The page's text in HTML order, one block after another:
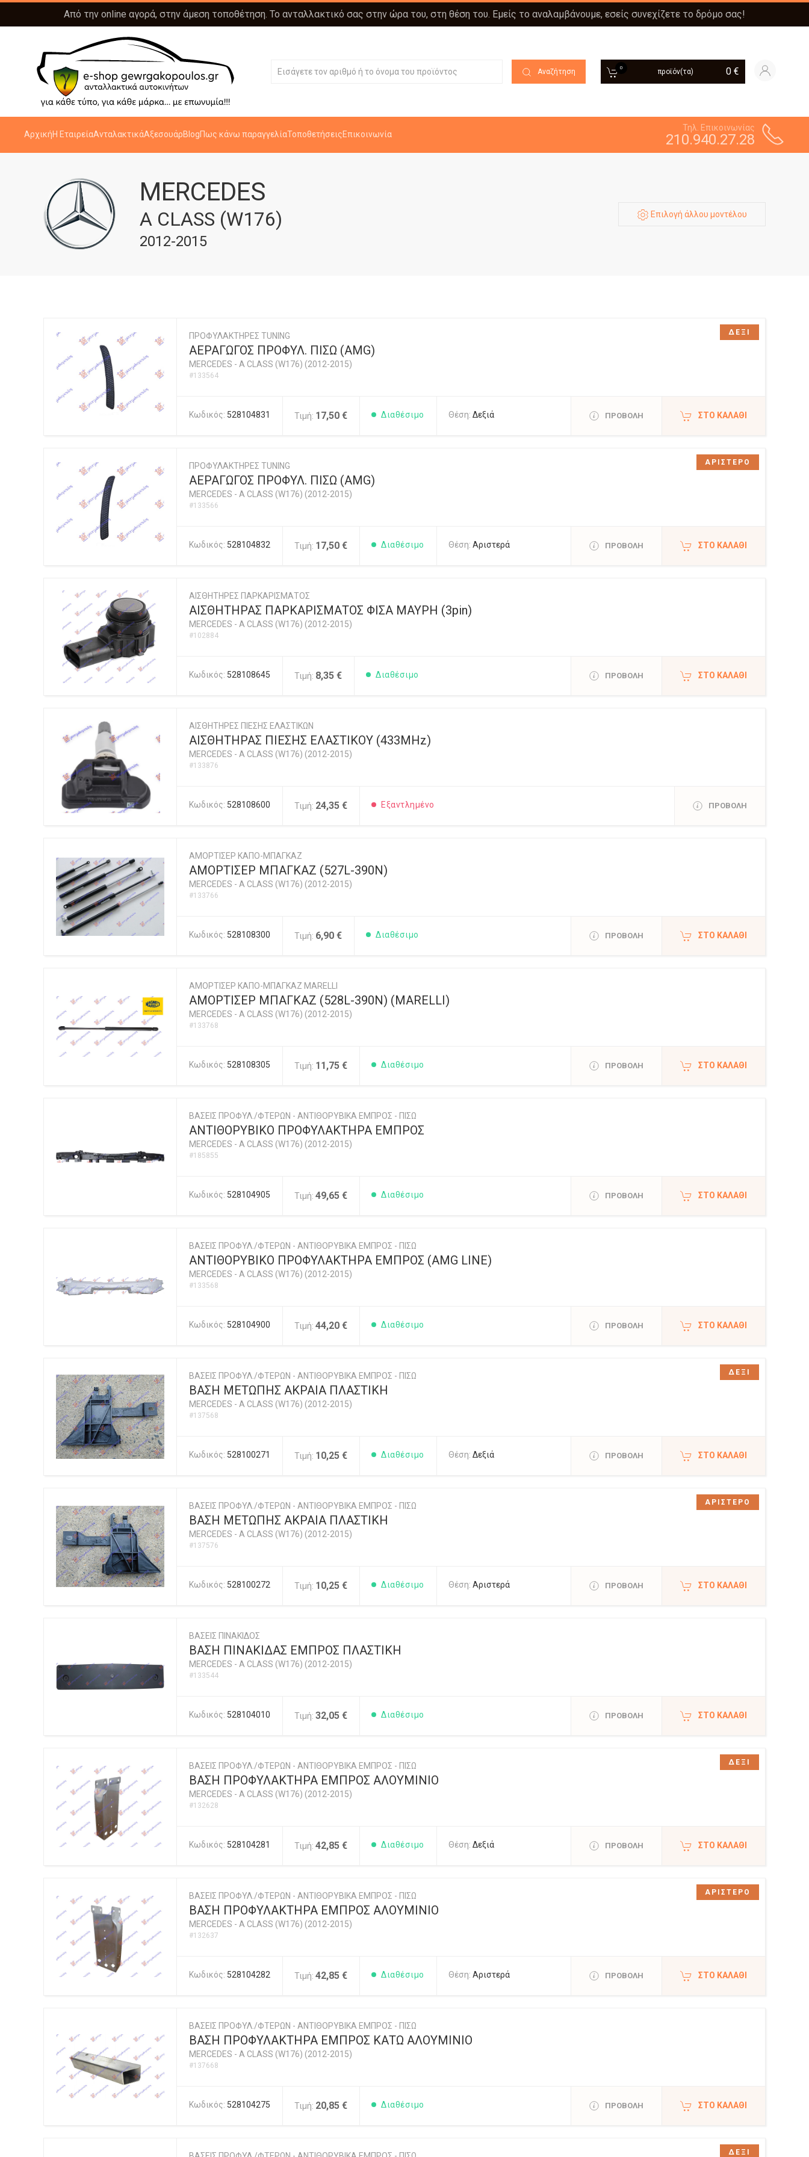
Από την online αγορά, στην άμεση τοποθέτηση. Το ανταλλακτικό σας στην ώρα του, στη θέση του. Εμείς το αναλαμβάνουμε, εσείς συνεχίζετε το δρόμο σας!
Αναζήτηση 0 προϊόν(τα) 0 €
ΑρχικήΗ ΕταιρείαΑνταλακτικάΑξεσουάρBlogΠως κάνω παραγγελίαΤοποθετήσειςΕπικοινωνία
Τηλ. Επικοινωνίας
210.940.27.28
MERCEDES
A CLASS (W176)
2012-2015
Επιλογή άλλου μοντέλου
ΠΡΟΦΥΛΑΚΤΗΡΕΣ TUNING
ΑΕΡΑΓΩΓΟΣ ΠΡΟΦΥΛ. ΠΙΣΩ (AMG)
MERCEDES - A CLASS (W176) (2012-2015)
#133564
Κωδικός: 528104831 Τιμή: 17,50 € Διαθέσιμο Θέση: Δεξιά ΠΡΟΒΟΛΗ ΣΤΟ ΚΑΛΆΘΙ
ΔΕΞΙ
ΠΡΟΦΥΛΑΚΤΗΡΕΣ TUNING
ΑΕΡΑΓΩΓΟΣ ΠΡΟΦΥΛ. ΠΙΣΩ (AMG)
MERCEDES - A CLASS (W176) (2012-2015)
#133566
Κωδικός: 528104832 Τιμή: 17,50 € Διαθέσιμο Θέση: Αριστερά ΠΡΟΒΟΛΗ ΣΤΟ ΚΑΛΆΘΙ
ΑΡΙΣΤΕΡΟ
ΑΙΣΘΗΤΗΡΕΣ ΠΑΡΚΑΡΙΣΜΑΤΟΣ
ΑΙΣΘΗΤΗΡΑΣ ΠΑΡΚΑΡΙΣΜΑΤΟΣ ΦΙΣΑ ΜΑΥΡΗ (3pin)
MERCEDES - A CLASS (W176) (2012-2015)
#102884
Κωδικός: 528108645 Τιμή: 8,35 € Διαθέσιμο ΠΡΟΒΟΛΗ ΣΤΟ ΚΑΛΆΘΙ
ΑΙΣΘΗΤΗΡΕΣ ΠΙΕΣΗΣ ΕΛΑΣΤΙΚΩΝ
ΑΙΣΘΗΤΗΡΑΣ ΠΙΕΣΗΣ ΕΛΑΣΤΙΚΟΥ (433MHz)
MERCEDES - A CLASS (W176) (2012-2015)
#133876
Κωδικός: 528108600 Τιμή: 24,35 € Εξαντλημένο ΠΡΟΒΟΛΗ
ΑΜΟΡΤΙΣΕΡ ΚΑΠΟ-ΜΠΑΓΚΑΖ
ΑΜΟΡΤΙΣΕΡ ΜΠΑΓΚΑΖ (527L-390N)
MERCEDES - A CLASS (W176) (2012-2015)
#133766
Κωδικός: 528108300 Τιμή: 6,90 € Διαθέσιμο ΠΡΟΒΟΛΗ ΣΤΟ ΚΑΛΆΘΙ
ΑΜΟΡΤΙΣΕΡ ΚΑΠΟ-ΜΠΑΓΚΑΖ MARELLI
ΑΜΟΡΤΙΣΕΡ ΜΠΑΓΚΑΖ (528L-390N) (MARELLI)
MERCEDES - A CLASS (W176) (2012-2015)
#133768
Κωδικός: 528108305 Τιμή: 11,75 € Διαθέσιμο ΠΡΟΒΟΛΗ ΣΤΟ ΚΑΛΆΘΙ
ΒΑΣΕΙΣ ΠΡΟΦΥΛ./ΦΤΕΡΩΝ - ΑΝΤΙΘΟΡΥΒΙΚΑ ΕΜΠΡΟΣ - ΠΙΣΩ
ΑΝΤΙΘΟΡΥΒΙΚΟ ΠΡΟΦΥΛΑΚΤΗΡΑ ΕΜΠΡΟΣ
MERCEDES - A CLASS (W176) (2012-2015)
#185855
Κωδικός: 528104905 Τιμή: 49,65 € Διαθέσιμο ΠΡΟΒΟΛΗ ΣΤΟ ΚΑΛΆΘΙ
ΒΑΣΕΙΣ ΠΡΟΦΥΛ./ΦΤΕΡΩΝ - ΑΝΤΙΘΟΡΥΒΙΚΑ ΕΜΠΡΟΣ - ΠΙΣΩ
ΑΝΤΙΘΟΡΥΒΙΚΟ ΠΡΟΦΥΛΑΚΤΗΡΑ ΕΜΠΡΟΣ (AMG LINE)
MERCEDES - A CLASS (W176) (2012-2015)
#133568
Κωδικός: 528104900 Τιμή: 44,20 € Διαθέσιμο ΠΡΟΒΟΛΗ ΣΤΟ ΚΑΛΆΘΙ
ΒΑΣΕΙΣ ΠΡΟΦΥΛ./ΦΤΕΡΩΝ - ΑΝΤΙΘΟΡΥΒΙΚΑ ΕΜΠΡΟΣ - ΠΙΣΩ
ΒΑΣΗ ΜΕΤΩΠΗΣ ΑΚΡΑΙΑ ΠΛΑΣΤΙΚΗ
MERCEDES - A CLASS (W176) (2012-2015)
#137568
Κωδικός: 528100271 Τιμή: 10,25 € Διαθέσιμο Θέση: Δεξιά ΠΡΟΒΟΛΗ ΣΤΟ ΚΑΛΆΘΙ
ΔΕΞΙ
ΒΑΣΕΙΣ ΠΡΟΦΥΛ./ΦΤΕΡΩΝ - ΑΝΤΙΘΟΡΥΒΙΚΑ ΕΜΠΡΟΣ - ΠΙΣΩ
ΒΑΣΗ ΜΕΤΩΠΗΣ ΑΚΡΑΙΑ ΠΛΑΣΤΙΚΗ
MERCEDES - A CLASS (W176) (2012-2015)
#137576
Κωδικός: 528100272 Τιμή: 10,25 € Διαθέσιμο Θέση: Αριστερά ΠΡΟΒΟΛΗ ΣΤΟ ΚΑΛΆΘΙ
ΑΡΙΣΤΕΡΟ
ΒΑΣΕΙΣ ΠΙΝΑΚΙΔΟΣ
ΒΑΣΗ ΠΙΝΑΚΙΔΑΣ ΕΜΠΡΟΣ ΠΛΑΣΤΙΚΗ
MERCEDES - A CLASS (W176) (2012-2015)
#133544
Κωδικός: 528104010 Τιμή: 32,05 € Διαθέσιμο ΠΡΟΒΟΛΗ ΣΤΟ ΚΑΛΆΘΙ
ΒΑΣΕΙΣ ΠΡΟΦΥΛ./ΦΤΕΡΩΝ - ΑΝΤΙΘΟΡΥΒΙΚΑ ΕΜΠΡΟΣ - ΠΙΣΩ
ΒΑΣΗ ΠΡΟΦΥΛΑΚΤΗΡΑ ΕΜΠΡΟΣ ΑΛΟΥΜΙΝΙΟ
MERCEDES - A CLASS (W176) (2012-2015)
#132628
Κωδικός: 528104281 Τιμή: 42,85 € Διαθέσιμο Θέση: Δεξιά ΠΡΟΒΟΛΗ ΣΤΟ ΚΑΛΆΘΙ
ΔΕΞΙ
ΒΑΣΕΙΣ ΠΡΟΦΥΛ./ΦΤΕΡΩΝ - ΑΝΤΙΘΟΡΥΒΙΚΑ ΕΜΠΡΟΣ - ΠΙΣΩ
ΒΑΣΗ ΠΡΟΦΥΛΑΚΤΗΡΑ ΕΜΠΡΟΣ ΑΛΟΥΜΙΝΙΟ
MERCEDES - A CLASS (W176) (2012-2015)
#132637
Κωδικός: 528104282 Τιμή: 42,85 € Διαθέσιμο Θέση: Αριστερά ΠΡΟΒΟΛΗ ΣΤΟ ΚΑΛΆΘΙ
ΑΡΙΣΤΕΡΟ
ΒΑΣΕΙΣ ΠΡΟΦΥΛ./ΦΤΕΡΩΝ - ΑΝΤΙΘΟΡΥΒΙΚΑ ΕΜΠΡΟΣ - ΠΙΣΩ
ΒΑΣΗ ΠΡΟΦΥΛΑΚΤΗΡΑ ΕΜΠΡΟΣ ΚΑΤΩ ΑΛΟΥΜΙΝΙΟ
MERCEDES - A CLASS (W176) (2012-2015)
#137668
Κωδικός: 528104275 Τιμή: 20,85 € Διαθέσιμο ΠΡΟΒΟΛΗ ΣΤΟ ΚΑΛΆΘΙ
ΔΕΞΙ